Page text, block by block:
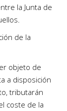
la Junta de
de la
objeto de
a disposición
tributarán
coste de la